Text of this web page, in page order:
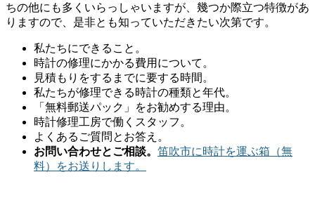
ちの他にも多くいらっしゃいますが、幾つか際立つ特徴があ
りますので、是非とも知っていただきたい次第です。
私たちにできること。
時計の修理にかかる費用について。
見積もりをするまでに要する時間。
私たちが修理できる時計の種類と年代。
「無料郵送パック」をお勧めする理由。
時計修理工房で働くスタッフ。
よくあるご質問とお答え。
お問い合わせとご相談。 笛吹市に時計を運ぶ箱（無
料）をお送りします。